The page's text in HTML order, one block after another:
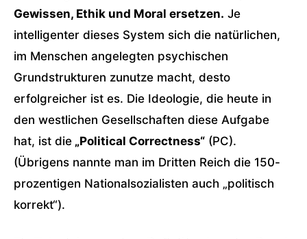
Gewissen, Ethik und Moral ersetzen. Je
intelligenter dieses System sich die natürlichen,
im Menschen angelegten psychischen
Grundstrukturen zunutze macht, desto
erfolgreicher ist es. Die Ideologie, die heute in
den westlichen Gesellschaften diese Aufgabe
hat, ist die „Political Correctness“ (PC).
(Übrigens nannte man im Dritten Reich die 150-
prozentigen Nationalsozialisten auch „politisch
korrekt“).